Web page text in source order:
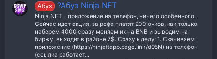
Абуз ?Абуз Ninja NFT
Ninja NFT - приложение на телефон, ничего особенного.
Сейчас идет акция, за рефа платят 200 очков, как только
наберем 4000 сразу меняем их на BNB и выводим на
биржу, выходит в районе 7$. Сразу к делу: 1. Скачиваем
приложение (https://ninjaftapp.page.link/d95N) на телефон
(ссылка работает...